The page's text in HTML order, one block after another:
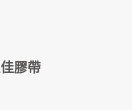
膠帶